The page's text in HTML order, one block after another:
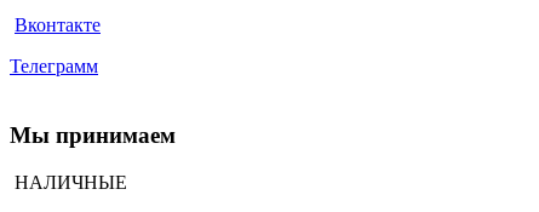
Вконтакте
Телеграмм
Мы принимаем
НАЛИЧНЫЕ